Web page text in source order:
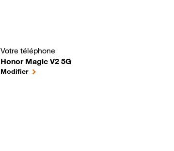
Votre téléphone
Honor Magic V2 5G
A quoi sert la géolocalisation de votre mobile ?
Modifierle téléphone sélectionné